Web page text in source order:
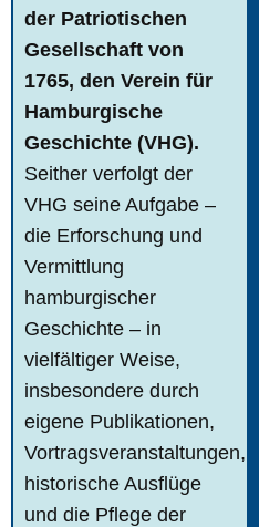
der Patriotischen
Gesellschaft von
1765, den Verein für
Hamburgische
Geschichte (VHG).
Seither verfolgt der
VHG seine Aufgabe –
die Erforschung und
Vermittlung
hamburgischer
Geschichte – in
vielfältiger Weise,
insbesondere durch
eigene Publikationen,
Vortragsveranstaltungen,
historische Ausflüge
und die Pflege der